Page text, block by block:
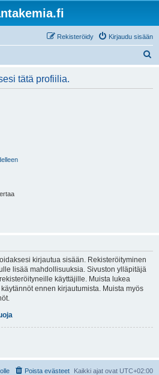
Kirjaudu sisään
Rekisteröidy
tätä profiilia.
kirjautua sisään. Rekisteröityminen
lisää mahdollisuuksia. Sivuston ylläpitäjä
käyttäjille. Muista lukea
ennen kirjautumista. Muista myös
Kaikki ajat ovat UTC+02:00
Poista evästeet